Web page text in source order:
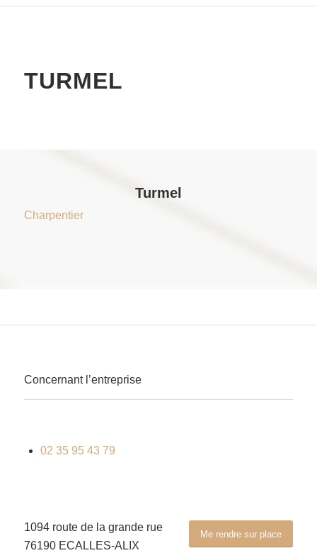
TURMEL
Turmel
Charpentier
Concernant l’entreprise
02 35 95 43 79
Me rendre sur place
1094 route de la grande rue
76190 ECALLES-ALIX